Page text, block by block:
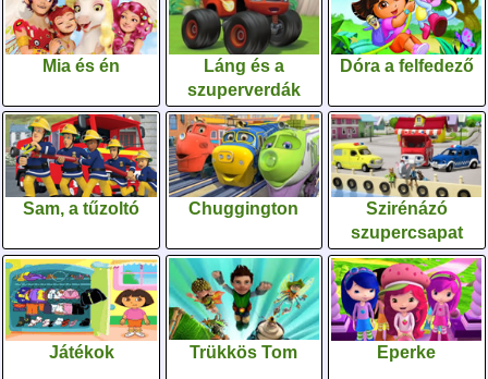
Mia és én
Láng és a
szuperverdák
Dóra a felfedező
Sam, a tűzoltó Chuggington
Szirénázó
szupercsapat
Játékok Trükkös Tom Eperke